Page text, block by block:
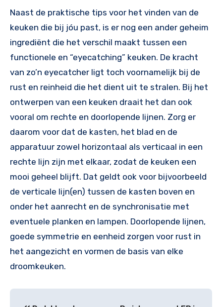
Naast de praktische tips voor het vinden van de
keuken die bij jóu past, is er nog een ander geheim
ingrediënt die het verschil maakt tussen een
functionele en “eyecatching” keuken. De kracht
van zo’n eyecatcher ligt toch voornamelijk bij de
rust en reinheid die het dient uit te stralen. Bij het
ontwerpen van een keuken draait het dan ook
vooral om rechte en doorlopende lijnen. Zorg er
daarom voor dat de kasten, het blad en de
apparatuur zowel horizontaal als verticaal in een
rechte lijn zijn met elkaar, zodat de keuken een
mooi geheel blijft. Dat geldt ook voor bijvoorbeeld
de verticale lijn(en) tussen de kasten boven en
onder het aanrecht en de synchronisatie met
eventuele planken en lampen. Doorlopende lijnen,
goede symmetrie en eenheid zorgen voor rust in
het aangezicht en vormen de basis van elke
droomkeuken.